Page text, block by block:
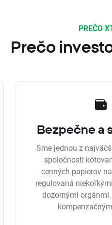
PREČO
Prečo
Bezpečne a
Sme jednou z
spoločností
cenných papierov
regulovaná
dozornými